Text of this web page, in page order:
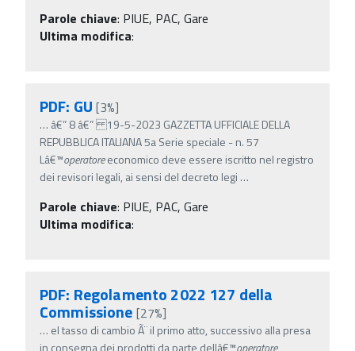
Parole chiave: PIUE, PAC, Gare
Ultima modifica:
PDF: GU [3%]
… â€” 8 â€” 19-5-2023 GAZZETTA UFFICIALE DELLA
REPUBBLICA ITALIANA 5a Serie speciale - n. 57
Lâ€™operatoreeconomico deve essere iscritto nel registro
dei revisori legali, ai sensi del decreto legi …
Parole chiave: PIUE, PAC, Gare
Ultima modifica:
PDF: Regolamento 2022 127 della
Commissione [27%]
… el tasso di cambio Ã¨ il primo atto, successivo alla presa
in consegna dei prodotti da parte dellâ€™operatore